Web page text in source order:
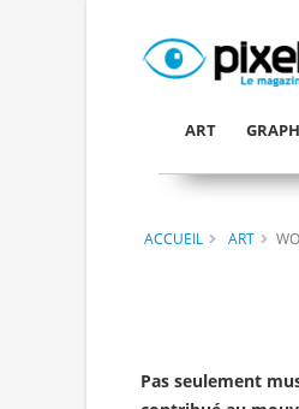
ART
ACCUEIL ART
Pas seulement